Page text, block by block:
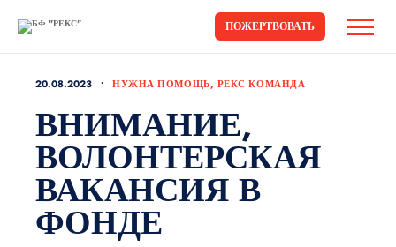
ПОЖЕРТВОВАТЬ
20.08.2023 НУЖНА ПОМОЩЬ, РЕКС КОМАНДА
ВНИМАНИЕ,
ВОЛОНТЕРСКАЯ
ВАКАНСИЯ В
ФОНДЕ